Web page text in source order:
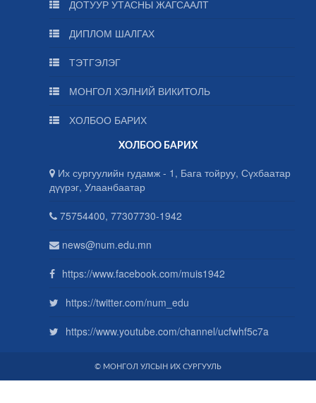
ДОТУУР УТАСНЫ ЖАГСААЛТ
ДИПЛОМ ШАЛГАХ
ТЭТГЭЛЭГ
МОНГОЛ ХЭЛНИЙ ВИКИТОЛЬ
ХОЛБОО БАРИХ
ХОЛБОО БАРИХ
Их сургуулийн гудамж - 1, Бага тойруу, Сүхбаатар
дүүрэг, Улаанбаатар
75754400, 77307730-1942
news@num.edu.mn
https://www.facebook.com/muis1942
https://twitter.com/num_edu
https://www.youtube.com/channel/ucfwhf5c7a
© МОНГОЛ УЛСЫН ИХ СУРГУУЛЬ